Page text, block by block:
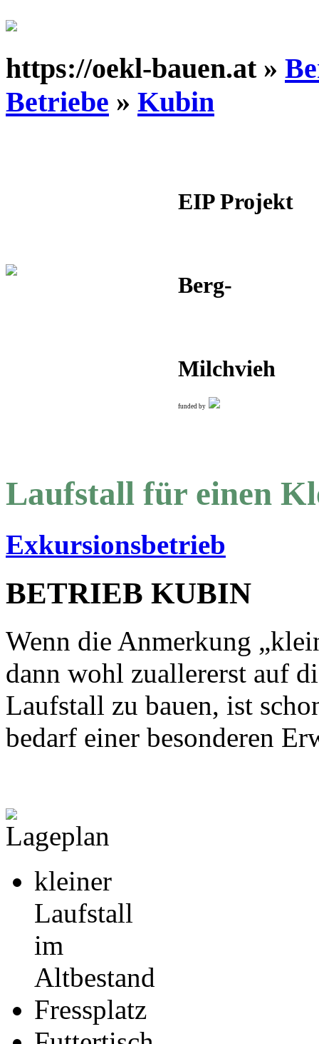
https://oekl-bauen.at »
Betriebe » Kubin
EIP Projekt
Berg-
Milchvieh
funded by
Laufstall für einen
Exkursionsbetrieb
BETRIEB KUBIN
Wenn die Anmerkung
dann wohl zuallererst auf
Laufstall zu bauen, ist
bedarf einer besonderen
kleiner
Laufstall
im
Altbestand
Fressplatz